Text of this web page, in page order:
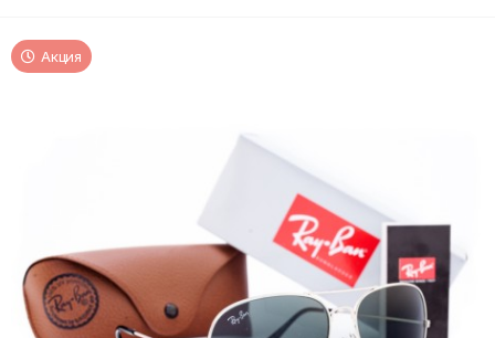
Акция